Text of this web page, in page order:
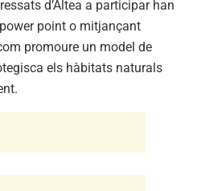
d’Altea a participar han
point o mitjançant
promoure un model de
els hàbitats naturals